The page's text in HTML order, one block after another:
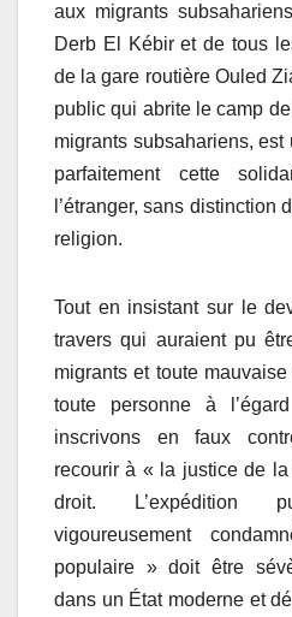
aux migrants
Derb El Kébir et de tous
de la gare routière Ouled
public qui abrite le camp
migrants subsahariens,
parfaitement cette
l’étranger, sans distinction
religion.
Tout en insistant sur le
travers qui auraient pu
migrants et toute
toute personne à
inscrivons en faux
recourir à « la justice de
droit. L’expédition
vigoureusement
populaire » doit être
dans un État moderne et